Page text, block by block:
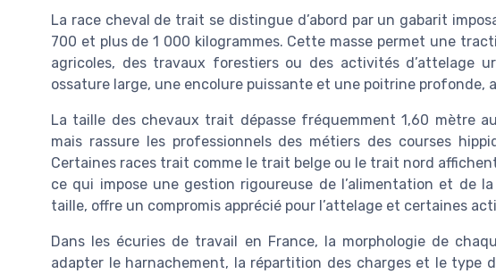
La race cheval de trait se distingue d’abord par un gabarit
700 et plus de 1 000 kilogrammes. Cette masse permet une
agricoles, des travaux forestiers ou des activités d’attelage
ossature large, une encolure puissante et une poitrine profonde,
La taille des chevaux trait dépasse fréquemment 1,60 mètre
mais rassure les professionnels des métiers des courses
Certaines races trait comme le trait belge ou le trait nord
ce qui impose une gestion rigoureuse de l’alimentation et de
taille, offre un compromis apprécié pour l’attelage et certaines
Dans les écuries de travail en France, la morphologie de
adapter le harnachement, la répartition des charges et le type